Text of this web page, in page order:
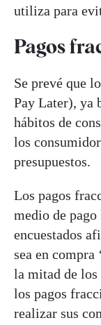
utiliza para
Pagos
Se prevé que
Pay Later), ya
hábitos de
los
presupuestos.
Los pagos
medio de
encuestados
sea en compra
la mitad de los
los pagos
realizar sus